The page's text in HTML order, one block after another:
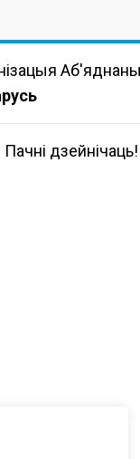
Пачні дзейнічаць!